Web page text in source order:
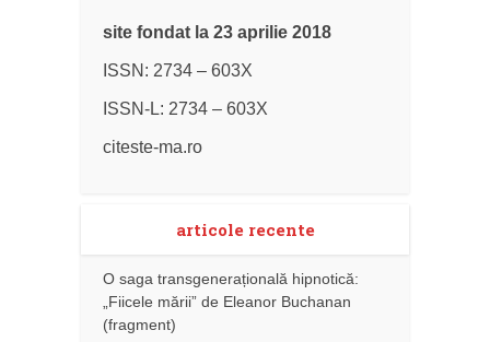
site fondat la 23 aprilie 2018
ISSN: 2734 – 603X
ISSN-L: 2734 – 603X
citeste-ma.ro
articole recente
O saga transgenerațională hipnotică:
„Fiicele mării” de Eleanor Buchanan
(fragment)